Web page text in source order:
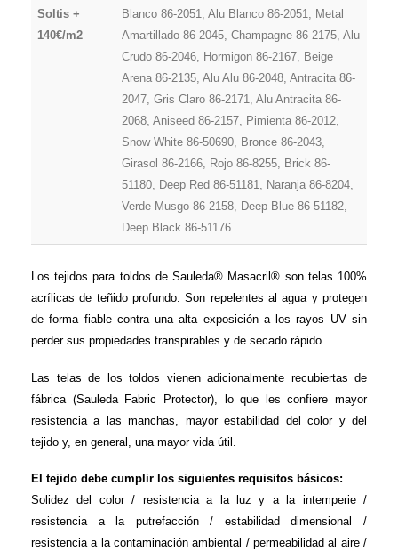
Soltis +
140€/m2
Blanco 86-2051, Alu Blanco 86-2051, Metal
Amartillado 86-2045, Champagne 86-2175, Alu
Crudo 86-2046, Hormigon 86-2167, Beige
Arena 86-2135, Alu Alu 86-2048, Antracita 86-
2047, Gris Claro 86-2171, Alu Antracita 86-
2068, Aniseed 86-2157, Pimienta 86-2012,
Snow White 86-50690, Bronce 86-2043,
Girasol 86-2166, Rojo 86-8255, Brick 86-
51180, Deep Red 86-51181, Naranja 86-8204,
Verde Musgo 86-2158, Deep Blue 86-51182,
Deep Black 86-51176
Los tejidos para toldos de Sauleda® Masacril® son telas 100%
acrílicas de teñido profundo. Son repelentes al agua y protegen
de forma fiable contra una alta exposición a los rayos UV sin
perder sus propiedades transpirables y de secado rápido.
Las telas de los toldos vienen adicionalmente recubiertas de
fábrica (Sauleda Fabric Protector), lo que les confiere mayor
resistencia a las manchas, mayor estabilidad del color y del
tejido y, en general, una mayor vida útil.
El tejido debe cumplir los siguientes requisitos básicos:
Solidez del color / resistencia a la luz y a la intemperie /
resistencia a la putrefacción / estabilidad dimensional /
resistencia a la contaminación ambiental / permeabilidad al aire /